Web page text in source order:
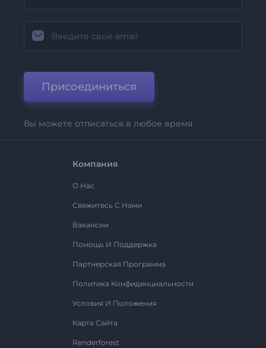
Присоединиться
Вы можете отписаться в любое время
Компания
О Нас
Свяжитесь С Нами
Вакансии
Помощь И Поддержка
Партнерская Программа
Политика Конфиденциальности
Условия И Положения
Карта Сайта
Renderforest